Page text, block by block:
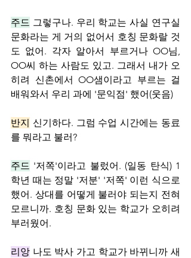
주드 그렇구나. 우리 학교는 사실 연구실
문화라는 게 거의 없어서 호칭 문화랄 것
도 없어. 각자 알아서 부르거나 OO님,
OO씨 하는 사람도 있고. 그래서 내가 오
히려 신촌에서 OO샘이라고 부르는 걸
배워와서 우리 과에 '문익점' 했어(웃음)
반지 신기하다. 그럼 수업 시간에는 동료
를 뭐라고 불러?
주드 '저쪽'이라고 불렀어. (일동 탄식) 1
학년 때는 정말 '저분' '저쪽' 이런 식으로
했어. 상대를 어떻게 불러야 되는지 전혀
모르니까. 호칭 문화 있는 학교가 오히려
부러웠어.
리앙 나도 박사 가고 학교가 바뀌니까 새